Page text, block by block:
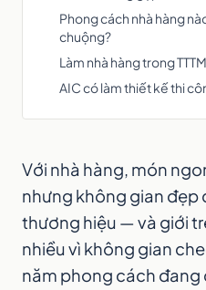
Phong cách nhà hàng
chuộng?
Làm nhà hàng trong
AIC có làm thiết kế thi
Với nhà hàng, món
nhưng không gian đẹp
thương hiệu — và giới
nhiều vì không gian
năm phong cách